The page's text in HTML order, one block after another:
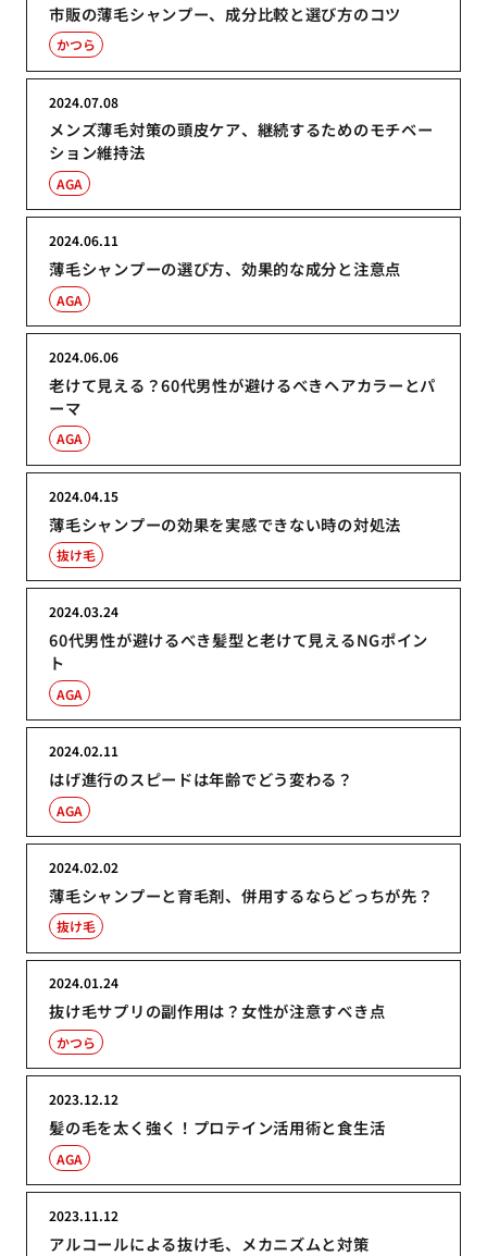
市販の薄毛シャンプー、成分比較と選び方のコツ
かつら
メンズ薄毛対策の頭皮ケア、継続するためのモチベー
ション維持法
2024.07.08
AGA
薄毛シャンプーの選び方、効果的な成分と注意点
2024.06.11
AGA
老けて見える？60代男性が避けるべきヘアカラーとパ
ーマ
2024.06.06
AGA
薄毛シャンプーの効果を実感できない時の対処法
2024.04.15
抜け毛
60代男性が避けるべき髪型と老けて見えるNGポイン
ト
2024.03.24
AGA
はげ進行のスピードは年齢でどう変わる？
2024.02.11
AGA
薄毛シャンプーと育毛剤、併用するならどっちが先？
2024.02.02
抜け毛
抜け毛サプリの副作用は？女性が注意すべき点
2024.01.24
かつら
髪の毛を太く強く！プロテイン活用術と食生活
2023.12.12
AGA
アルコールによる抜け毛、メカニズムと対策
2023.11.12